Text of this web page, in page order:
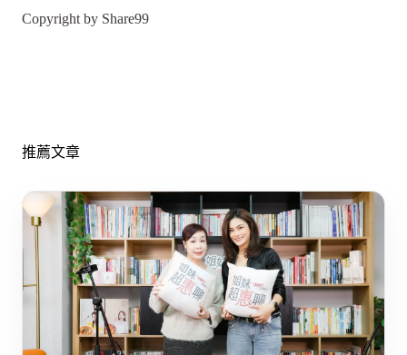
Copyright by Share99
推薦文章